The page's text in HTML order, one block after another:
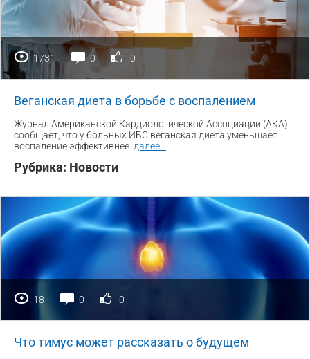
1731 0 0
Веганская диета в борьбе с воспалением
Журнал Американской Кардиологической Ассоциации (АКА)
сообщает, что у больных ИБС веганская диета уменьшает
воспаление эффективнее далее...
Рубрика: Новости
18 0 0
Что тимус может рассказать о будущем